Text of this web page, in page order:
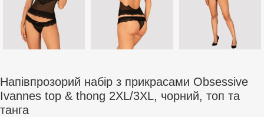
Напівпрозорий набір з прикрасами Obsessive
Ivannes top & thong 2XL/3XL, чорний, топ та
танга